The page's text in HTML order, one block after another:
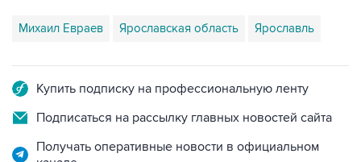
Михаил Евраев Ярославская область Ярославль
Купить подписку на профессиональную ленту
Подписаться на рассылку главных новостей сайта
Получать оперативные новости в официальном